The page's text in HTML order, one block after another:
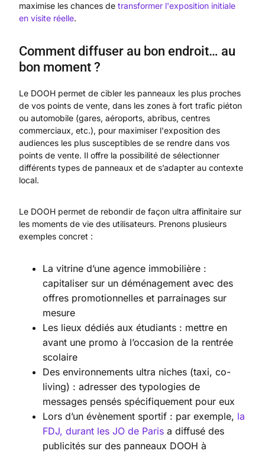
maximise les chances de transformer l'exposition initiale
en visite réelle.
Comment diffuser au bon endroit… au
bon moment ?
Le DOOH permet de cibler les panneaux les plus proches
de vos points de vente, dans les zones à fort trafic piéton
ou automobile (gares, aéroports, abribus, centres
commerciaux, etc.), pour maximiser l'exposition des
audiences les plus susceptibles de se rendre dans vos
points de vente. Il offre la possibilité de sélectionner
différents types de panneaux et de s’adapter au contexte
local.
Le DOOH permet de rebondir de façon ultra affinitaire sur
les moments de vie des utilisateurs. Prenons plusieurs
exemples concret :
La vitrine d’une agence immobilière :
capitaliser sur un déménagement avec des
offres promotionnelles et parrainages sur
mesure
Les lieux dédiés aux étudiants : mettre en
avant une promo à l’occasion de la rentrée
scolaire
Des environnements ultra niches (taxi, co-
living) : adresser des typologies de
messages pensés spécifiquement pour eux
Lors d’un évènement sportif : par exemple, la
FDJ, durant les JO de Paris a diffusé des
publicités sur des panneaux DOOH à